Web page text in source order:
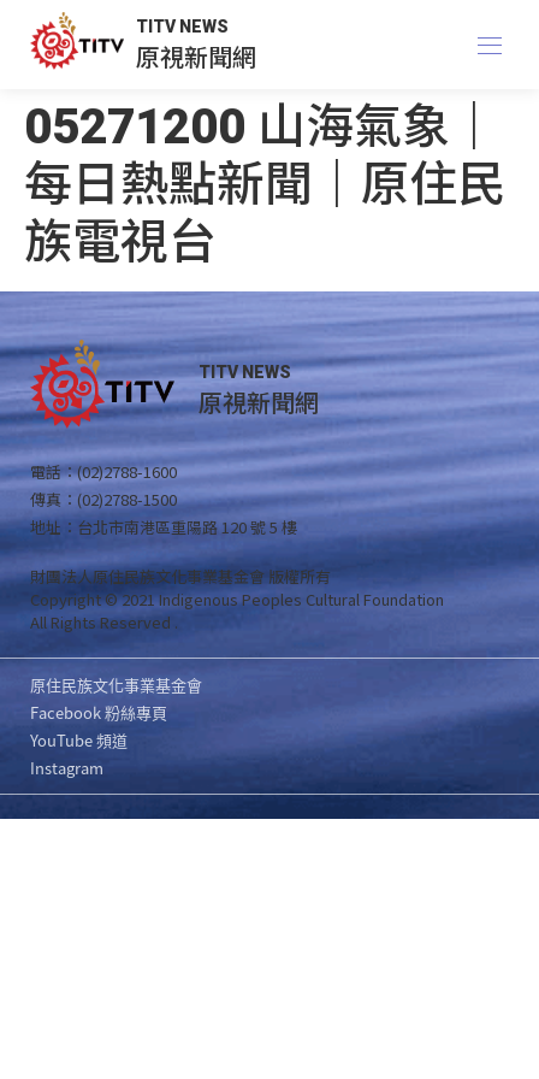
TITV NEWS
原視新聞網
05271200 山海氣象｜
每日熱點新聞｜原住民
族電視台
TITV NEWS
原視新聞網
電話：(02)2788-1600
傳真：(02)2788-1500
地址：台北市南港區重陽路 120 號 5 樓
財團法人原住民族文化事業基金會 版權所有
Copyright © 2021 Indigenous Peoples Cultural Foundation
All Rights Reserved .
原住民族文化事業基金會
Facebook 粉絲專頁
YouTube 頻道
Instagram